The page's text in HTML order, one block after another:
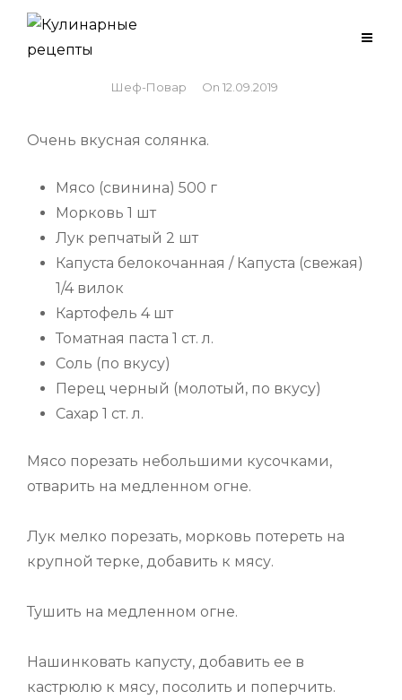
Skip
content
By
Шеф-Повар On 12.09.2019
Очень вкусная солянка.
Мясо (свинина) 500 г
Морковь 1 шт
Лук репчатый 2 шт
Капуста белокочанная / Капустa (свежая)
1/4 вилок
Картофель 4 шт
Томатная паста 1 ст. л.
Соль (по вкусу)
Перец черный (молотый, по вкусу)
Сахар 1 ст. л.
Мясо порезать небольшими кусочками,
отварить на медленном огне.
Лук мелко порезать, морковь потереть на
крупной тeрке, добавить к мясу.
Тушить на медленном огне.
Нашинковать капусту, добавить ее в
кастрюлю к мясу, посолить и поперчить.